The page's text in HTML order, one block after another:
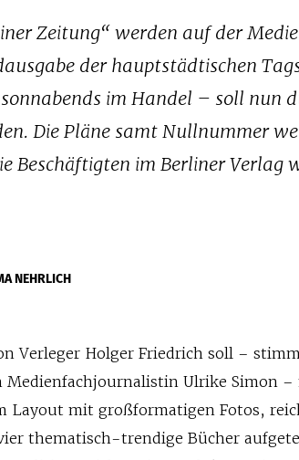
Zeitung“ werden auf der
der hauptstädtischen
im Handel – soll nun
Die Pläne samt Nullnummer
Beschäftigten im Berliner Verlag
NEHRLICH
Verleger Holger Friedrich soll –
Ulrike Simon –
Layout mit großformatigen Fotos,
thematisch-trendige Bücher